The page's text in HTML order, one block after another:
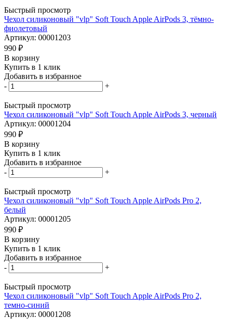
Быстрый просмотр
Чехол силиконовый "vlp" Soft Touch Apple AirPods 3, тёмно-
фиолетовый
Артикул: 00001203
990 ₽
В корзину
Купить в 1 клик
Добавить в избранное
-
+
Быстрый просмотр
Чехол силиконовый "vlp" Soft Touch Apple AirPods 3, черный
Артикул: 00001204
990 ₽
В корзину
Купить в 1 клик
Добавить в избранное
-
+
Быстрый просмотр
Чехол силиконовый "vlp" Soft Touch Apple AirPods Pro 2,
белый
Артикул: 00001205
990 ₽
В корзину
Купить в 1 клик
Добавить в избранное
-
+
Быстрый просмотр
Чехол силиконовый "vlp" Soft Touch Apple AirPods Pro 2,
темно-синий
Артикул: 00001208